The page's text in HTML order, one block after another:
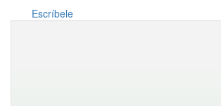
Escríbele